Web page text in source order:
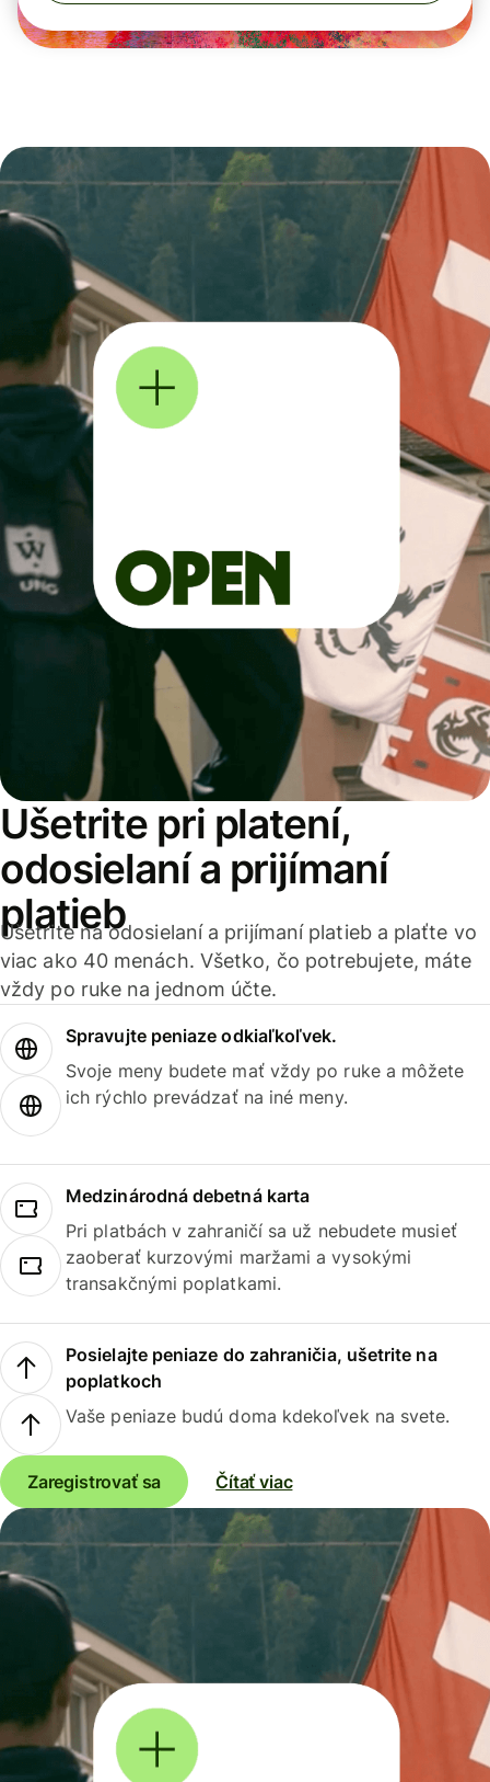
Ušetrite pri platení,
odosielaní a prijímaní
platieb
Ušetrite na odosielaní a prijímaní platieb a plaťte vo
viac ako 40 menách. Všetko, čo potrebujete, máte
vždy po ruke na jednom účte.
Spravujte peniaze odkiaľkoľvek.
Svoje meny budete mať vždy po ruke a môžete
ich rýchlo prevádzať na iné meny.
Medzinárodná debetná karta
Pri platbách v zahraničí sa už nebudete musieť
zaoberať kurzovými maržami a vysokými
transakčnými poplatkami.
Posielajte peniaze do zahraničia, ušetrite na
poplatkoch
Vaše peniaze budú doma kdekoľvek na svete.
Zaregistrovať sa Čítať viac